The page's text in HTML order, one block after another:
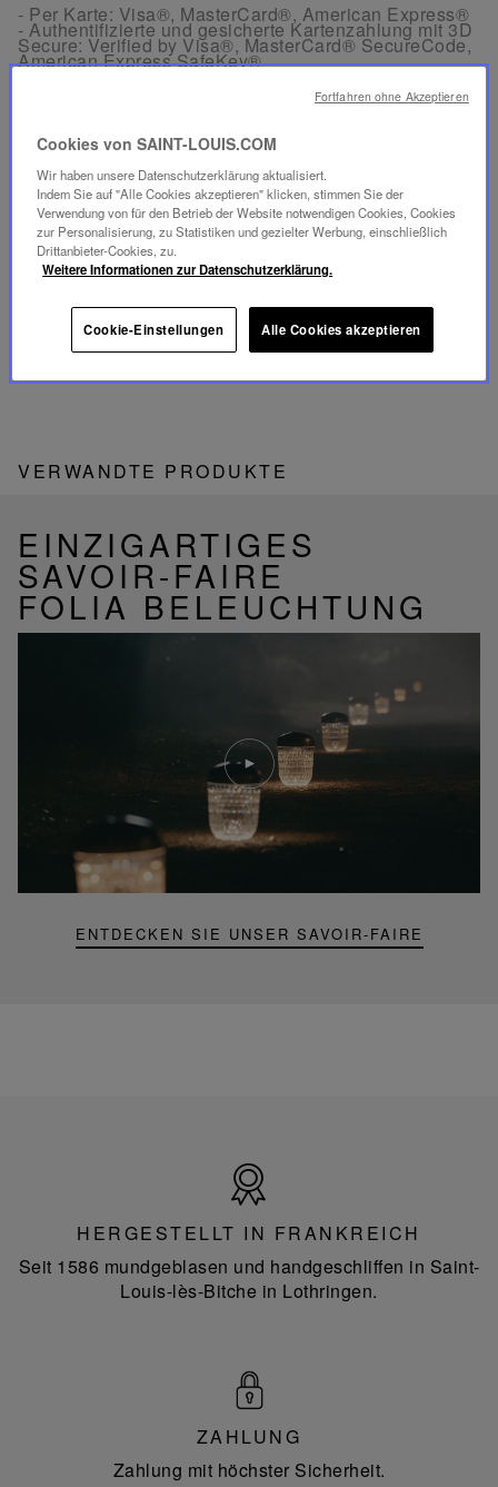
- Per Karte: Visa®, MasterCard®, American Express®
- Authentifizierte und gesicherte Kartenzahlung mit 3D
Secure: Verified by Visa®, MasterCard® SecureCode,
American Express SafeKey®
Rücksendungen sind innerhalb von 30 Tagen ab
Bestelldatum in Frankreich und Europa kostenlos
möglich.
KUNDENSERVICE
Unser Kundenservice ist von Montag bis Freitag
zwischen 10:00 und 18:00 Uhr erreichbar.
Per WhatsApp:+33 7 89 41 73 31
E-Mail
VERWANDTE PRODUKTE
EINZIGARTIGES
SAVOIR-FAIRE
FOLIA BELEUCHTUNG
ENTDECKEN SIE UNSER SAVOIR-FAIRE
Video
abspielen
YouTube-
Video,
Folia
Mini-
Portable-
Frankreich
HERGESTELLT IN FRANKREICH
Seit 1586 mundgeblasen und handgeschliffen in Saint-
Louis-lès-Bitche in Lothringen.
ZAHLUNG
Zahlung mit höchster Sicherheit.
Cookies von SAINT-LOUIS.COM
Wir haben unsere Datenschutzerklärung aktualisiert.
Indem Sie auf "Alle Cookies akzeptieren" klicken, stimmen Sie der
Verwendung von für den Betrieb der Website notwendigen Cookies, Cookies
zur Personalisierung, zu Statistiken und gezielter Werbung, einschließlich
Drittanbieter-Cookies, zu.
Weitere Informationen zur Datenschutzerklärung.
Cookie-Einstellungen Alle Cookies akzeptieren
Fortfahren ohne Akzeptieren